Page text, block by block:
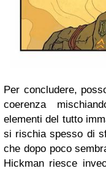
Per concludere,
coerenza
elementi del tutto
si rischia spesso di
che dopo poco
Hickman riesce